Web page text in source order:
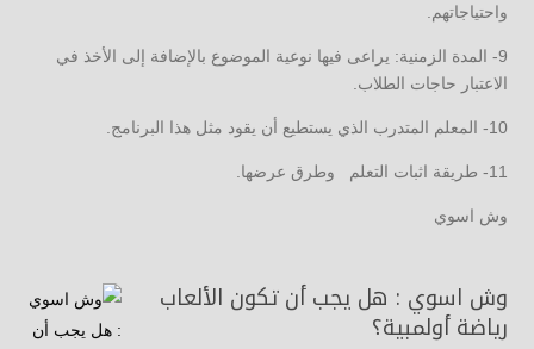
واحتياجاتهم.
9- المدة الزمنية: يراعى فيها نوعية الموضوع بالإضافة إلى الأخذ في
الاعتبار حاجات الطلاب.
10- المعلم المتدرب الذي يستطيع أن يقود مثل هذا البرنامج.
11- طريقة اثبات التعلم وطرق عرضها.
وش اسوي
وش اسوي : هل يجب أن تكون الألعاب
رياضة أولمبية؟